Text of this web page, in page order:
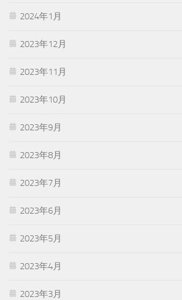
2024年1月
2023年12月
2023年11月
2023年10月
2023年9月
2023年8月
2023年7月
2023年6月
2023年5月
2023年4月
2023年3月